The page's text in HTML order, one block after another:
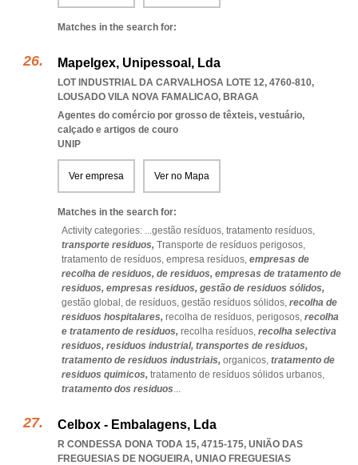
Matches in the search for:
Mapelgex, Unipessoal, Lda
LOT INDUSTRIAL DA CARVALHOSA LOTE 12, 4760-810,
LOUSADO VILA NOVA FAMALICAO, BRAGA
Agentes do comércio por grosso de têxteis, vestuário,
calçado e artigos de couro
UNIP
Ver empresa Ver no Mapa
Matches in the search for:
Activity categories: ...gestão resíduos, tratamento resíduos,
transporte residuos, Transporte de resíduos perigosos,
tratamento de resíduos, empresa resíduos, empresas de
recolha de residuos, de residuos, empresas de tratamento de
residuos, empresas residuos, gestão de residuos sólidos,
gestão global, de resíduos, gestão resíduos sólidos, recolha de
residuos hospitalares, recolha de resíduos, perigosos, recolha
e tratamento de residuos, recolha resíduos, recolha selectiva
residuos, residuos industrial, transportes de residuos,
tratamento de residuos industriais, organicos, tratamento de
residuos quimicos, tratamento de resíduos sólidos urbanos,
tratamento dos residuos...
Celbox - Embalagens, Lda
R CONDESSA DONA TODA 15, 4715-175, UNIÃO DAS
FREGUESIAS DE NOGUEIRA, UNIAO FREGUESIAS